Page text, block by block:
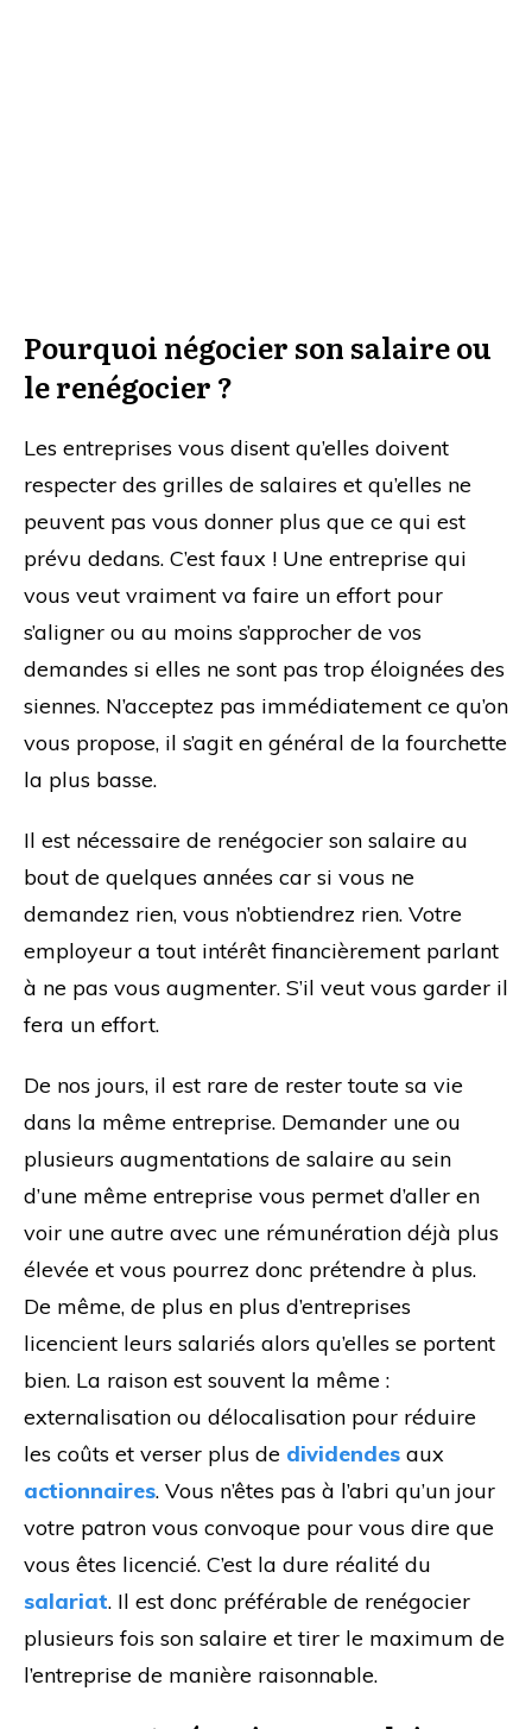
Pourquoi négocier son salaire ou
le renégocier ?
Les entreprises vous disent qu’elles doivent
respecter des grilles de salaires et qu’elles ne
peuvent pas vous donner plus que ce qui est
prévu dedans. C’est faux ! Une entreprise qui
vous veut vraiment va faire un effort pour
s’aligner ou au moins s’approcher de vos
demandes si elles ne sont pas trop éloignées des
siennes. N’acceptez pas immédiatement ce qu’on
vous propose, il s’agit en général de la fourchette
la plus basse.
Il est nécessaire de renégocier son salaire au
bout de quelques années car si vous ne
demandez rien, vous n’obtiendrez rien. Votre
employeur a tout intérêt financièrement parlant
à ne pas vous augmenter. S’il veut vous garder il
fera un effort.
De nos jours, il est rare de rester toute sa vie
dans la même entreprise. Demander une ou
plusieurs augmentations de salaire au sein
d’une même entreprise vous permet d’aller en
voir une autre avec une rémunération déjà plus
élevée et vous pourrez donc prétendre à plus.
De même, de plus en plus d’entreprises
licencient leurs salariés alors qu’elles se portent
bien. La raison est souvent la même :
externalisation ou délocalisation pour réduire
les coûts et verser plus de dividendes aux
actionnaires. Vous n’êtes pas à l’abri qu’un jour
votre patron vous convoque pour vous dire que
vous êtes licencié. C’est la dure réalité du
salariat. Il est donc préférable de renégocier
plusieurs fois son salaire et tirer le maximum de
l’entreprise de manière raisonnable.